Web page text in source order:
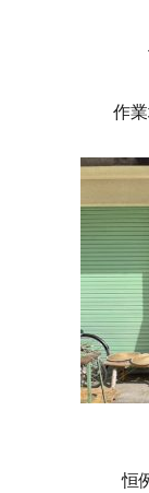
作
恒